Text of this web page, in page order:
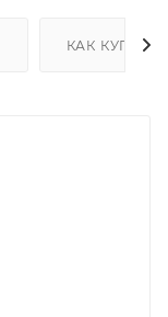
КАК КУПИТЬ